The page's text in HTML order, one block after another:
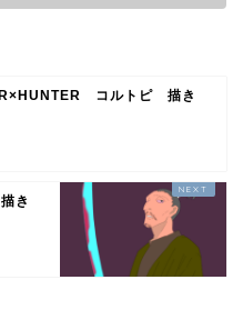
コルトピ 描き
き